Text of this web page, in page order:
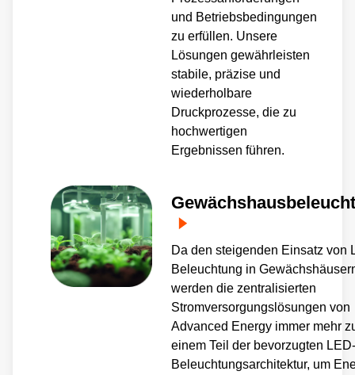
und Betriebsbedingungen
zu erfüllen. Unsere
Lösungen gewährleisten
stabile, präzise und
wiederholbare
Druckprozesse, die zu
hochwertigen
Ergebnissen führen.
Da den steigenden Einsatz von
Beleuchtung in
werden die zentralisierten
Stromversorgungslösungen von
Advanced Energy immer mehr
einem Teil der bevorzugten LED-
Beleuchtungsarchitektur, um